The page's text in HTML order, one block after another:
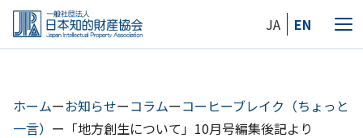
Skip
the
JA EN
メ
ー
ホームーお知らせーコラムーコーヒーブレイク（ちょっと
一言） ー 「地方創生について」10月号編集後記より